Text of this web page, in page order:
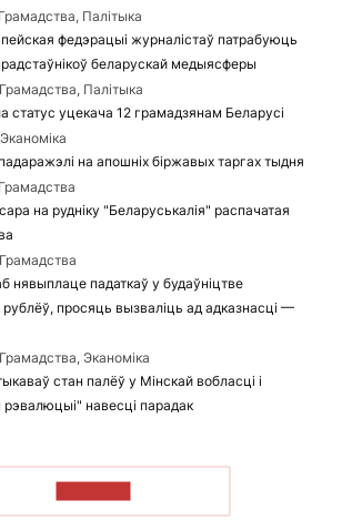
Грамадства, Палітыка
федэрацыі журналістаў патрабуюць
беларускай медыясферы
Грамадства, Палітыка
статус уцекача 12 грамадзянам Беларусі
Эканоміка
на апошніх біржавых таргах тыдня
Грамадства
на рудніку "Беларуськалія" распачатая
Грамадства
нявыплаце падаткаў у будаўніцтве
рублёў, просяць вызваліць ад адказнасці —
Грамадства, Эканоміка
стан палёў у Мінскай вобласці і
навесці парадак